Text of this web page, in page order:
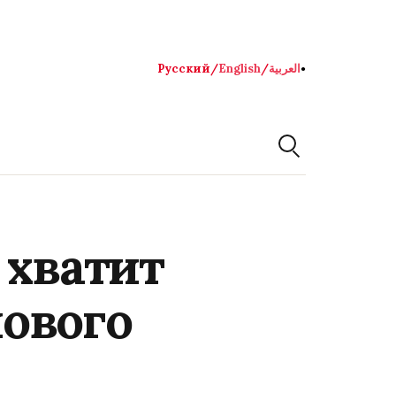
Русский/English/العربية●